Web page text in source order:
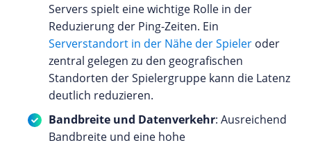
Servers spielt eine wichtige Rolle in der
Reduzierung der Ping-Zeiten. Ein
Serverstandort in der Nähe der Spieler oder
zentral gelegen zu den geografischen
Standorten der Spielergruppe kann die Latenz
deutlich reduzieren.
Bandbreite und Datenverkehr: Ausreichend
Bandbreite und eine hohe